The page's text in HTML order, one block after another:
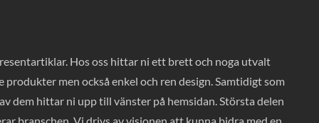
Hos oss hittar ni ett brett och noga utvalt
men också enkel och ren design. Samtidigt som
dem hittar ni upp till vänster på hemsidan. Största delen